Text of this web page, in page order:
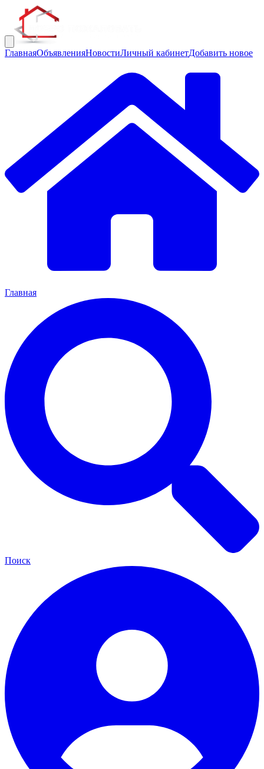
ГлавнаяОбъявленияНовостиЛичный кабинетДобавить новое
Главная
Поиск